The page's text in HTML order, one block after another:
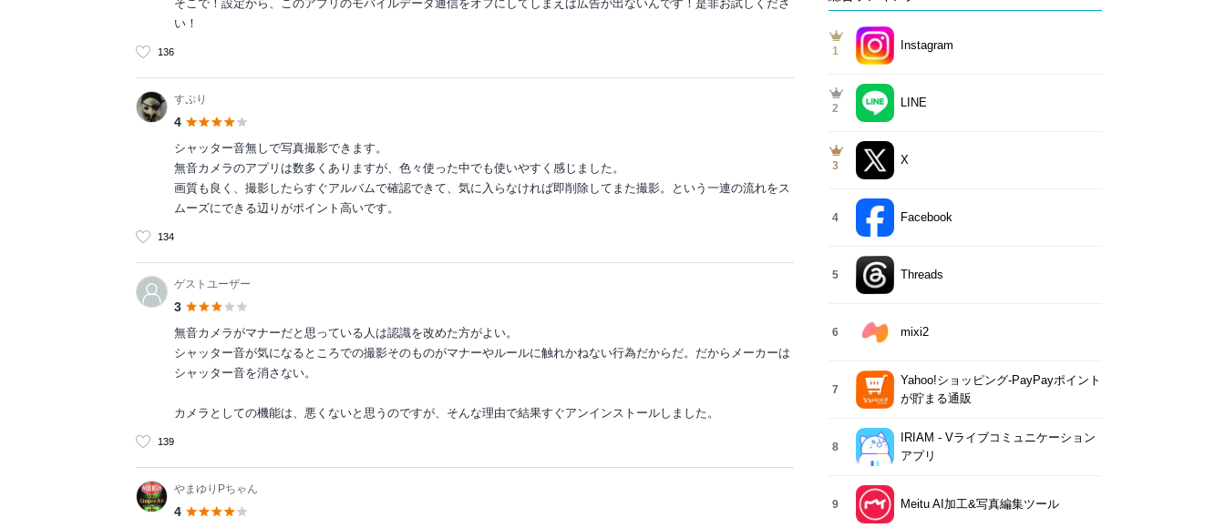
そこで！設定から、このアプリのモバイルデータ通信をオフにしてしまえば広告が出ないんです！是非お試しくださ
い！
136
すぷり
4
シャッター音無しで写真撮影できます。
無音カメラのアプリは数多くありますが、色々使った中でも使いやすく感じました。
画質も良く、撮影したらすぐアルバムで確認できて、気に入らなければ即削除してまた撮影。という一連の流れをス
ムーズにできる辺りがポイント高いです。
134
ゲストユーザー
3
無音カメラがマナーだと思っている人は認識を改めた方がよい。
シャッター音が気になるところでの撮影そのものがマナーやルールに触れかねない行為だからだ。だからメーカーは
シャッター音を消さない。
カメラとしての機能は、悪くないと思うのですが、そんな理由で結果すぐアンインストールしました。
139
やまゆりPちゃん
4
1 Instagram
2 LINE
3 X
4 Facebook
5 Threads
6 mixi2
7
Yahoo!ショッピング-PayPayポイント
が貯まる通販
8
IRIAM - Vライブコミュニケーション
アプリ
9 Meitu AI加工&写真編集ツール